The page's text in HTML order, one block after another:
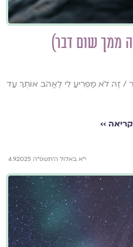
ממך שום דבר)
/ זֶה לֹא מַפְרִיעַ לִי לֶאֱהֹב אוֹתְךָ עַד
››
י״א באלול ה׳תשפ״ה 4.9.2025